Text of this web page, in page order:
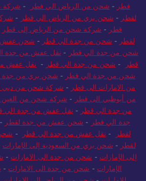
قطر - شحن من الرياض الي قطر - شركة
لقطر - شحن بري من الرياض الي قطر -
قطر - شركة شحن من الرياض إلى قطر
لقطر - شحن من جدة الي قطر - شحن عفش
شحن من جدة الي قطر - نقل عفش من جدة
قطر
- شحن من جدة الي قطر - نقل عفش
شحن من جدة الي قطر - شحن بري من جدة
من الامارات الى قطر - شركة شحن من دبي
من أبوظبي الى قطر - شركة شحن من العين
من جدة الي قطر - نقل عفش من جدة الي
جدة الي قطر - شحن عفش من جدة لقطر -
لقطر
- نقل عفش من جدة الي قطر -
لقطر - شحن بري من السعودية إلى الإمارات
إلى الإمارات - شحن من جدة الى الامارات -
الإمارات - شحن من جدة الى الامارات -